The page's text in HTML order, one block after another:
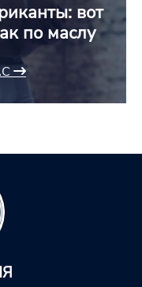
вот
по маслу